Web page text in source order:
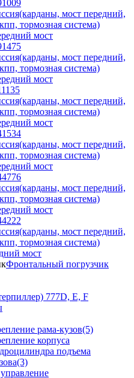
мост передний,
тормозная система)
мост
мост передний,
тормозная система)
мост
мост передний,
тормозная система)
мост
мост передний,
тормозная система)
мост
мост передний,
тормозная система)
мост
мост передний,
тормозная система)
мост
Фронтальный погрузчик
777D, E, F
рама-кузов(5)
корпуса
подъема